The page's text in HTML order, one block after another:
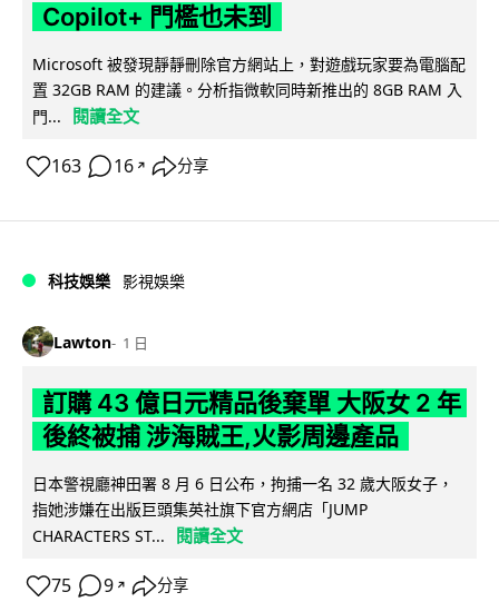
Copilot+ 門檻也未到
Microsoft 被發現靜靜刪除官方網站上，對遊戲玩家要為電腦配
置 32GB RAM 的建議。分析指微軟同時新推出的 8GB RAM 入
門...
閱讀全文
163 16 ↗ 分享
科技娛樂 影視娛樂
Lawton 1 日
訂購 43 億日元精品後棄單 大阪女 2 年
後終被捕 涉海賊王,火影周邊產品
日本警視廳神田署 8 月 6 日公布，拘捕一名 32 歲大阪女子，
指她涉嫌在出版巨頭集英社旗下官方網店「JUMP
CHARACTERS ST...
閱讀全文
75 9 ↗ 分享